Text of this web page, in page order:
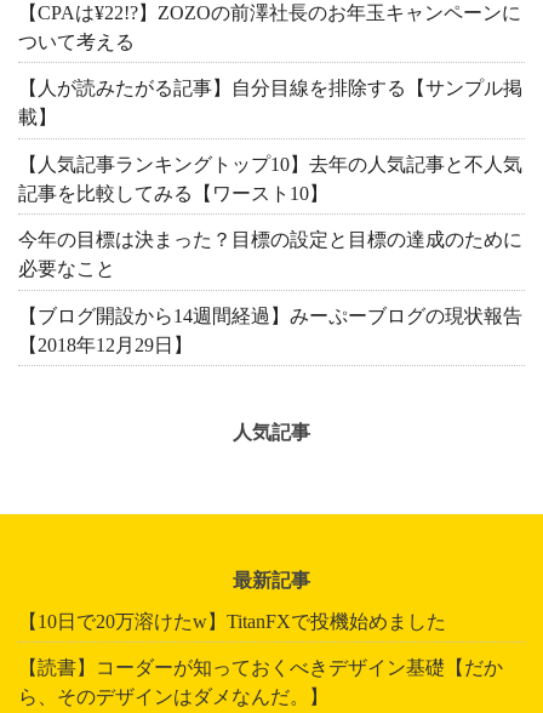
【CPAは¥22!?】ZOZOの前澤社長のお年玉キャンペーンに
ついて考える
【人が読みたがる記事】自分目線を排除する【サンプル掲
載】
【人気記事ランキングトップ10】去年の人気記事と不人気
記事を比較してみる【ワースト10】
今年の目標は決まった？目標の設定と目標の達成のために
必要なこと
【ブログ開設から14週間経過】みーぷーブログの現状報告
【2018年12月29日】
人気記事
最新記事
【10日で20万溶けたw】TitanFXで投機始めました
【読書】コーダーが知っておくべきデザイン基礎【だか
ら、そのデザインはダメなんだ。】